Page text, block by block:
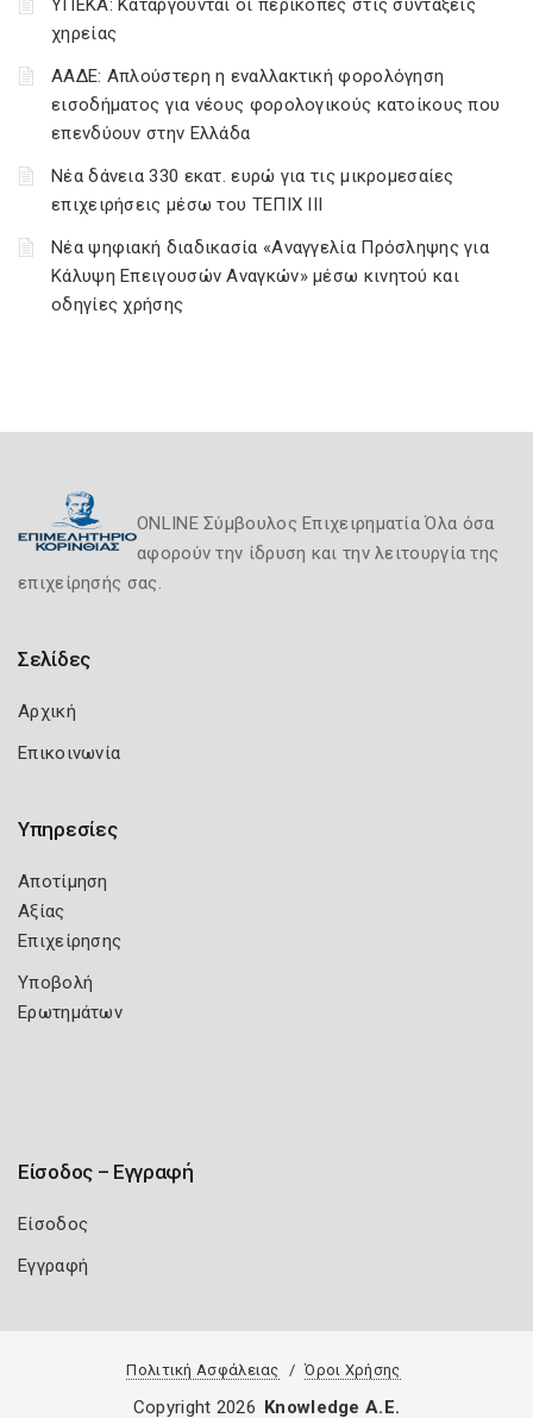
ΥΠΕΚΑ: Καταργούνται οι περικοπές στις συντάξεις
χηρείας
ΑΑΔΕ: Απλούστερη η εναλλακτική φορολόγηση
εισοδήματος για νέους φορολογικούς κατοίκους που
επενδύουν στην Ελλάδα
Νέα δάνεια 330 εκατ. ευρώ για τις μικρομεσαίες
επιχειρήσεις μέσω του ΤΕΠΙΧ ΙΙΙ
Νέα ψηφιακή διαδικασία «Αναγγελία Πρόσληψης για
Κάλυψη Επειγουσών Αναγκών» μέσω κινητού και
οδηγίες χρήσης
ONLINE Σύμβουλος Επιχειρηματία Όλα όσα
αφορούν την ίδρυση και την λειτουργία της
επιχείρησής σας.
Σελίδες
Αρχική
Επικοινωνία
Υπηρεσίες
Αποτίμηση
Αξίας
Επιχείρησης
Υποβολή
Ερωτημάτων
Είσοδος – Εγγραφή
Είσοδος
Εγγραφή
Πολιτική Ασφάλειας Όροι Χρήσης
Copyright 2026 Knowledge A.E.